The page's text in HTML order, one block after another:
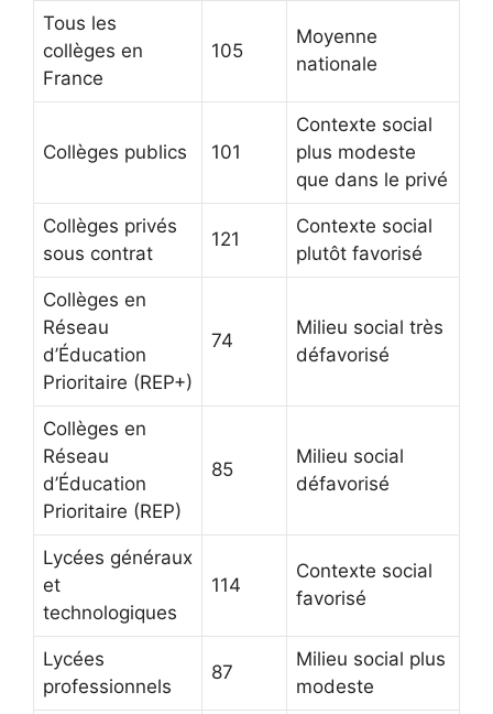
Tous les
collèges en
France
105
Moyenne
nationale
Collèges publics 101
Contexte social
plus modeste
que dans le privé
Collèges privés
sous contrat
121
Contexte social
plutôt favorisé
Collèges en
Réseau
d’Éducation
Prioritaire (REP+)
74
Milieu social très
défavorisé
Collèges en
Réseau
d’Éducation
Prioritaire (REP)
85
Milieu social
défavorisé
Lycées généraux
et
technologiques
114
Contexte social
favorisé
Lycées
professionnels
87
Milieu social plus
modeste